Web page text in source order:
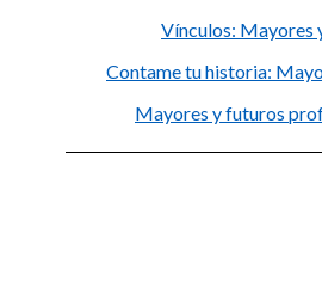
Vínculos: Mayores
Contame tu historia:
Mayores y futuros